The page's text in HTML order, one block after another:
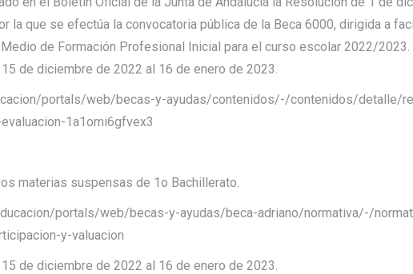
la que se efectúa la convocatoria pública de la Beca 6000, dirigida a
de Formación Profesional Inicial para el curso escolar 2022/2023.
de diciembre de 2022 al 16 de enero de 2023.
portals/web/becas-y-ayudas/contenidos/-/contenidos/detalle/
1a1omi6gfvex3
materias suspensas de 1o Bachillerato.
portals/web/becas-y-ayudas/beca-adriano/normativa/-/
y-valuacion
de diciembre de 2022 al 16 de enero de 2023.